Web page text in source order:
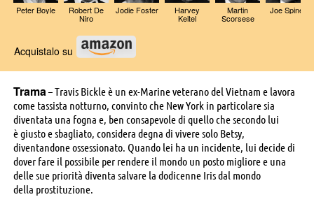
Peter Boyle Robert De
Niro
Jodie Foster Harvey
Keitel
Martin
Scorsese
Joe Spinell
Acquistalo su
Trama– Travis Bickle è un ex-Marine veterano del Vietnam e lavora
come tassista notturno, convinto che New York in particolare sia
diventata una fogna e, ben consapevole di quello che secondo lui
è giusto e sbagliato, considera degna di vivere solo Betsy,
diventandone ossessionato. Quando lei ha un incidente, lui decide di
dover fare il possibile per rendere il mondo un posto migliore e una
delle sue priorità diventa salvare la dodicenne Iris dal mondo
della prostituzione.